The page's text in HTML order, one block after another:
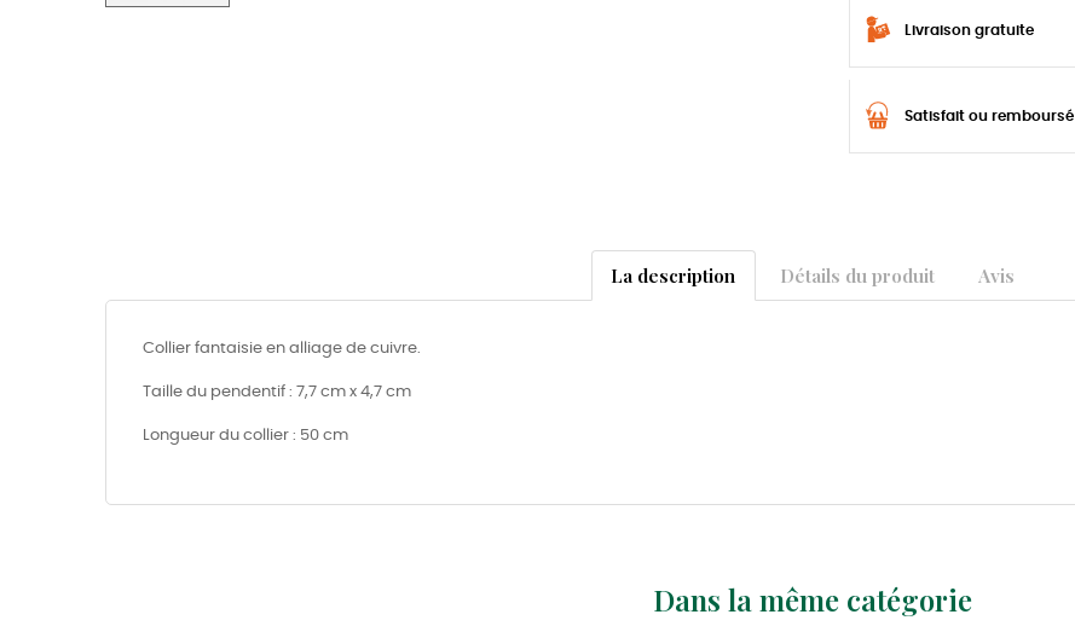
Livraison gratuite
Satisfait ou remboursé
La description Détails du produit Avis
Collier fantaisie en alliage de cuivre.
Taille du pendentif : 7,7 cm x 4,7 cm
Longueur du collier : 50 cm
Dans la même catégorie